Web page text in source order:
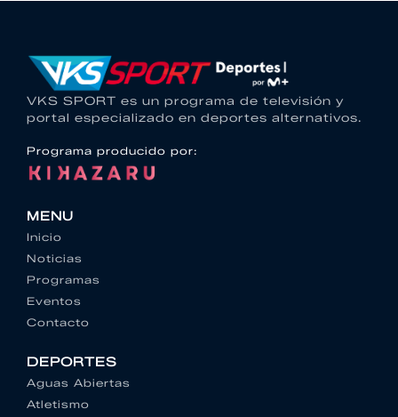
VKS SPORT es un programa de televisión y
portal especializado en deportes alternativos.
Programa producido por:
MENU
Inicio
Noticias
Programas
Eventos
Contacto
DEPORTES
Aguas Abiertas
Atletismo